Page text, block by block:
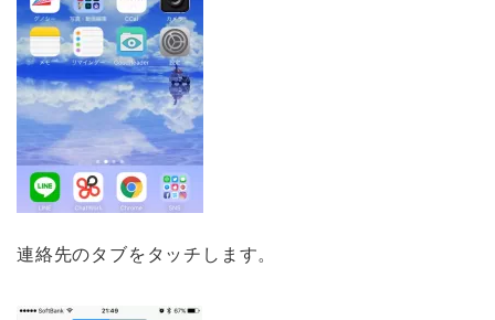
連絡先のタブをタッチします。